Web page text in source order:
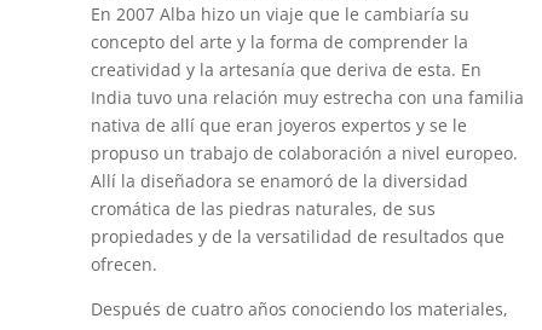
En 2007 Alba hizo un viaje que le cambiaría su
concepto del arte y la forma de comprender la
creatividad y la artesanía que deriva de esta. En
India tuvo una relación muy estrecha con una familia
nativa de allí que eran joyeros expertos y se le
propuso un trabajo de colaboración a nivel europeo.
Allí la diseñadora se enamoró de la diversidad
cromática de las piedras naturales, de sus
propiedades y de la versatilidad de resultados que
ofrecen.
Después de cuatro años conociendo los materiales,